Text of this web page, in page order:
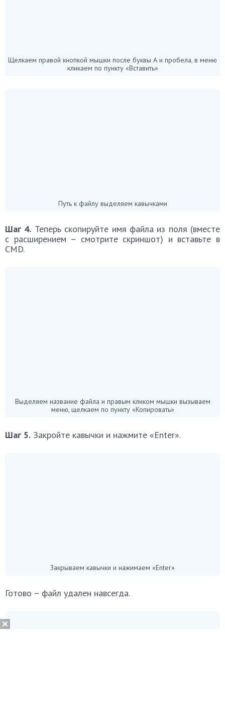
Щелкаем правой кнопкой мышки после буквы А и пробела, в меню
кликаем по пункту «Вставить»
Путь к файлу выделяем кавычками
Шаг 4. Теперь скопируйте имя файла из поля (вместе
с расширением – смотрите скриншот) и вставьте в
CMD.
Выделяем название файла и правым кликом мышки вызываем
меню, щелкаем по пункту «Копировать»
Шаг 5. Закройте кавычки и нажмите «Enter».
Закрываем кавычки и нажимаем «Enter»
Готово – файл удален навсегда.